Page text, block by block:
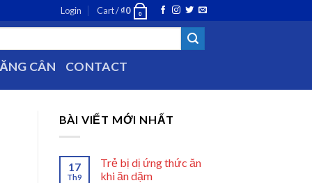
Login Cart /₫0 0
CÂN CONTACT
BÀI VIẾT MỚI NHẤT
17
Th9
Trẻ bị dị ứng thức ăn
khi ăn dặm